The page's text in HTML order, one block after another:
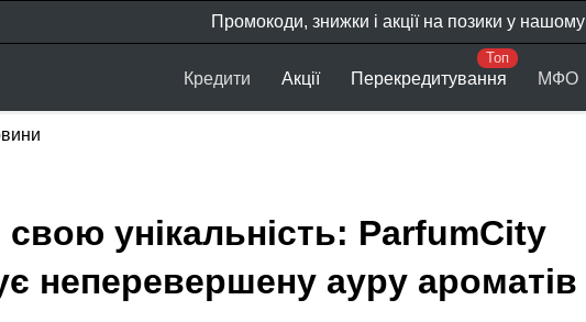
Промокоди, знижки і акції на позики у нашому
Кредити Акції Перекредитування МФО
свою унікальність: ParfumCity
неперевершену ауру ароматів